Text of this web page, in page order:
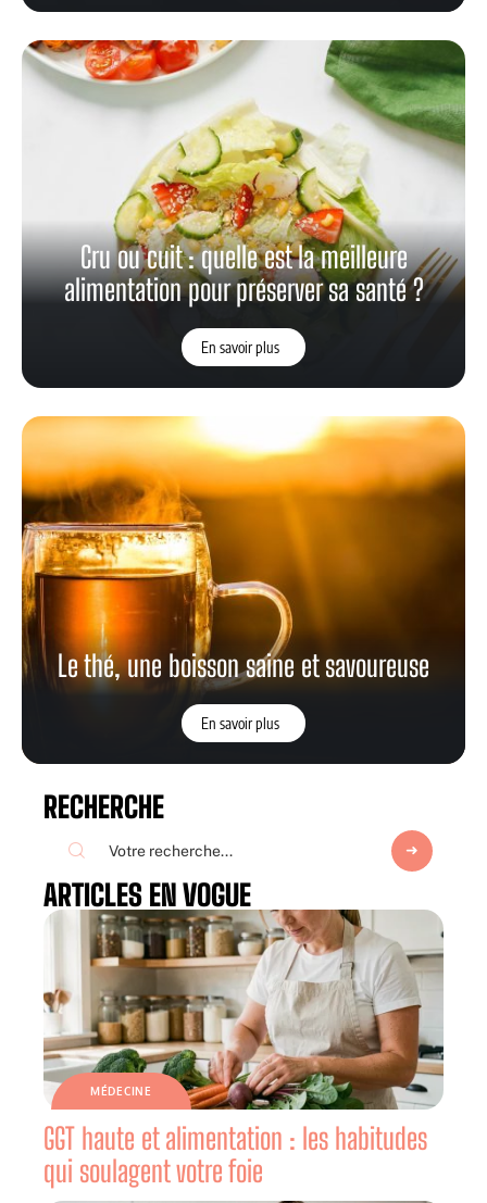
Cru ou cuit : quelle est la meilleure
alimentation pour préserver sa santé ?
En savoir plus
Le thé, une boisson saine et savoureuse
En savoir plus
RECHERCHE
ARTICLES EN VOGUE
MÉDECINE
GGT haute et alimentation : les habitudes
qui soulagent votre foie